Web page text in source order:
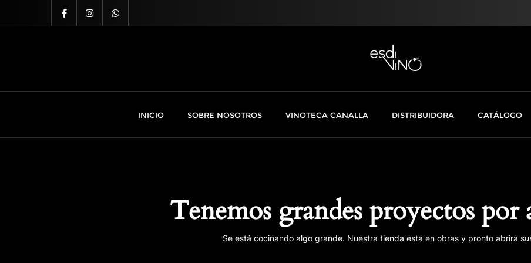
INICIO SOBRE NOSOTROS VINOTECA CANALLA DISTRIBUIDORA CATÁLOGO
Tenemos grandes proyectos por
Se está cocinando algo grande. Nuestra tienda está en obras y pronto abrirá